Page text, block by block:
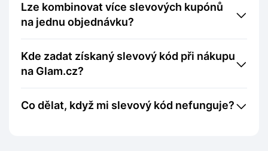
Lze kombinovat více slevových kupónů
na jednu objednávku?
Kde zadat získaný slevový kód při nákupu
na Glam.cz?
Co dělat, když mi slevový kód nefunguje?